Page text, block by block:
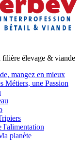
filière élevage & viande
mangez en mieux
Métiers, une Passion
l'alimentation
planète